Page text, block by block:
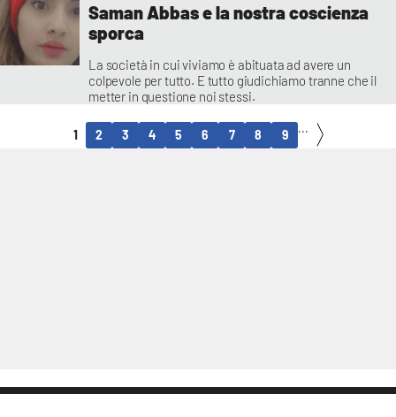
Saman Abbas e la nostra coscienza
sporca
La società in cui viviamo è abituata ad avere un
colpevole per tutto. E tutto giudichiamo tranne che il
metter in questione noi stessi.
1 2 3 4 5 6 7 8 9 ...